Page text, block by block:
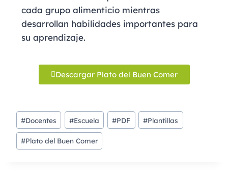
cada grupo alimenticio mientras
desarrollan habilidades importantes para
su aprendizaje.
Descargar Plato del Buen Comer
#Docentes #Escuela #PDF #Plantillas
#Plato del Buen Comer